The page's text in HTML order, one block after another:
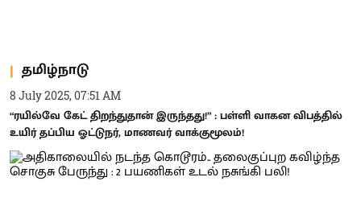
தமிழ்நாடு
8 July 2025, 07:51 AM
“ரயில்வே கேட் திறந்துதான் இருந்தது!” : பள்ளி வாகன விபத்தில்
உயிர் தப்பிய ஓட்டுநர், மாணவர் வாக்குமூலம்!